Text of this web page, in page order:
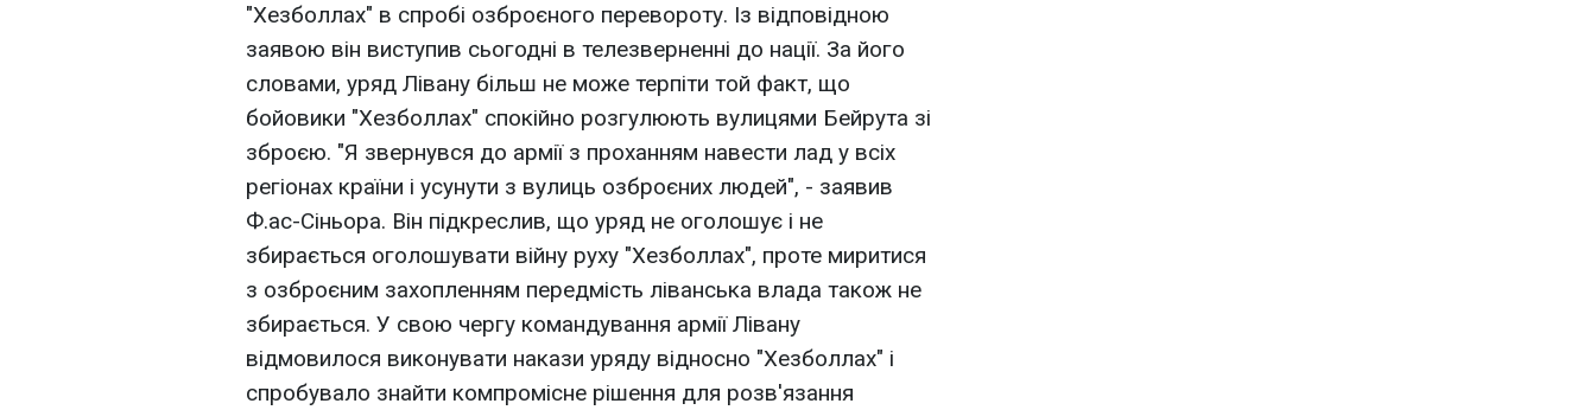
"Хезболлах" в спробі озброєного перевороту. Із відповідною
заявою він виступив сьогодні в телезверненні до нації. За його
словами, уряд Лівану більш не може терпіти той факт, що
бойовики "Хезболлах" спокійно розгулюють вулицями Бейрута зі
зброєю. "Я звернувся до армії з проханням навести лад у всіх
регіонах країни і усунути з вулиць озброєних людей", - заявив
Ф.ас-Сіньора. Він підкреслив, що уряд не оголошує і не
збирається оголошувати війну руху "Хезболлах", проте миритися
з озброєним захопленням передмість ліванська влада також не
збирається. У свою чергу командування армії Лівану
відмовилося виконувати накази уряду відносно "Хезболлах" і
спробувало знайти компромісне рішення для розв'язання